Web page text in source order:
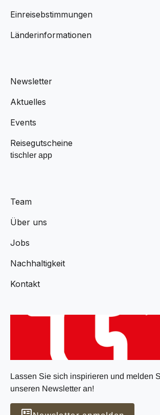
Einreisebstimmungen
Länderinformationen
Newsletter
Aktuelles
Events
Reisegutscheine
tischler app
Team
Über uns
Jobs
Nachhaltigkeit
Kontakt
Lassen Sie sich inspirieren und melden
unseren Newsletter an!